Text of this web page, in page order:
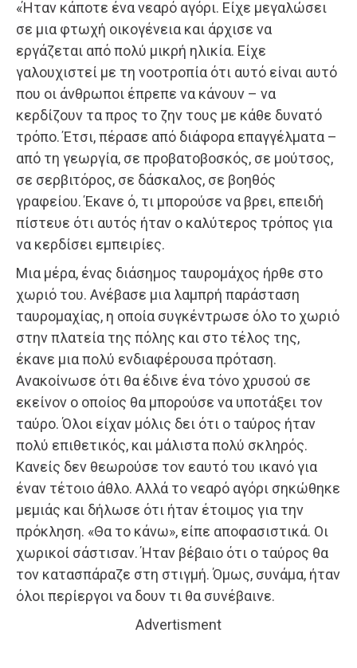
«Ήταν κάποτε ένα νεαρό αγόρι. Είχε μεγαλώσει
σε μια φτωχή οικογένεια και άρχισε να
εργάζεται από πολύ μικρή ηλικία. Είχε
γαλουχιστεί με τη νοοτροπία ότι αυτό είναι αυτό
που οι άνθρωποι έπρεπε να κάνουν – να
κερδίζουν τα προς το ζην τους με κάθε δυνατό
τρόπο. Έτσι, πέρασε από διάφορα επαγγέλματα –
από τη γεωργία, σε προβατοβοσκός, σε μούτσος,
σε σερβιτόρος, σε δάσκαλος, σε βοηθός
γραφείου. Έκανε ό, τι μπορούσε να βρει, επειδή
πίστευε ότι αυτός ήταν ο καλύτερος τρόπος για
να κερδίσει εμπειρίες.
Μια μέρα, ένας διάσημος ταυρομάχος ήρθε στο
χωριό του. Ανέβασε μια λαμπρή παράσταση
ταυρομαχίας, η οποία συγκέντρωσε όλο το χωριό
στην πλατεία της πόλης και στο τέλος της,
έκανε μια πολύ ενδιαφέρουσα πρόταση.
Ανακοίνωσε ότι θα έδινε ένα τόνο χρυσού σε
εκείνον ο οποίος θα μπορούσε να υποτάξει τον
ταύρο. Όλοι είχαν μόλις δει ότι ο ταύρος ήταν
πολύ επιθετικός, και μάλιστα πολύ σκληρός.
Κανείς δεν θεωρούσε τον εαυτό του ικανό για
έναν τέτοιο άθλο. Αλλά το νεαρό αγόρι σηκώθηκε
μεμιάς και δήλωσε ότι ήταν έτοιμος για την
πρόκληση. «Θα το κάνω», είπε αποφασιστικά. Οι
χωρικοί σάστισαν. Ήταν βέβαιο ότι ο ταύρος θα
τον κατασπάραζε στη στιγμή. Όμως, συνάμα, ήταν
όλοι περίεργοι να δουν τι θα συνέβαινε.
Advertisment